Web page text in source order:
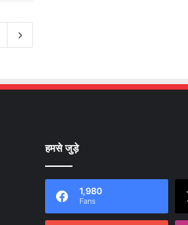
हमसे जुड़े
1,980
Fans